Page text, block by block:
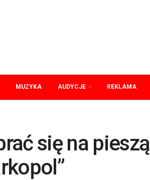
MUZYKA AUDYCJE REKLAMA
się na pieszą